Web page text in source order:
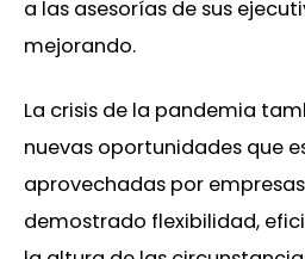
a las asesorías de sus
mejorando.
La crisis de la pandemia
nuevas oportunidades que
aprovechadas por
demostrado flexibilidad,